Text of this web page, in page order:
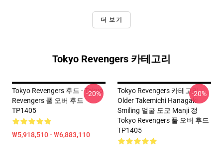
더 보기
Tokyo Revengers 카테고리
Tokyo Revengers 후드 - Tokyo
Revengers 풀 오버 후드
TP1405
₩5,918,510 - ₩6,883,110
-20%
Tokyo Revengers 카테고리 -
Older Takemichi Hanagaki
Smiling 얼굴 도쿄 Manji 갱
Tokyo Revengers 풀 오버 후드
TP1405
-20%